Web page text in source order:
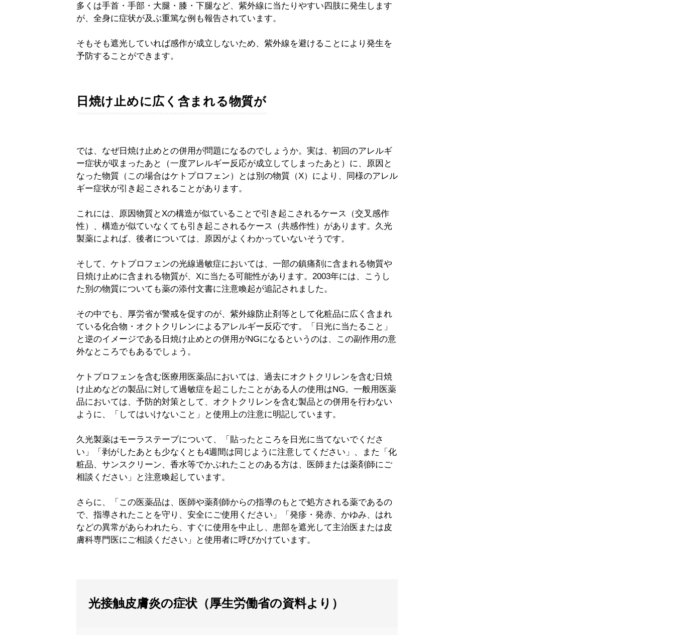
多くは手首・手部・大腿・膝・下腿など、紫外線に当たりやすい四肢に発生します
が、全身に症状が及ぶ重篤な例も報告されています。
そもそも遮光していれば感作が成立しないため、紫外線を避けることにより発生を
予防することができます。
日焼け止めに広く含まれる物質が
では、なぜ日焼け止めとの併用が問題になるのでしょうか。実は、初回のアレルギ
ー症状が収まったあと（一度アレルギー反応が成立してしまったあと）に、原因と
なった物質（この場合はケトプロフェン）とは別の物質（X）により、同様のアレル
ギー症状が引き起こされることがあります。
これには、原因物質とXの構造が似ていることで引き起こされるケース（交叉感作
性）、構造が似ていなくても引き起こされるケース（共感作性）があります。久光
製薬によれば、後者については、原因がよくわかっていないそうです。
そして、ケトプロフェンの光線過敏症においては、一部の鎮痛剤に含まれる物質や
日焼け止めに含まれる物質が、Xに当たる可能性があります。2003年には、こうし
た別の物質についても薬の添付文書に注意喚起が追記されました。
その中でも、厚労省が警戒を促すのが、紫外線防止剤等として化粧品に広く含まれ
ている化合物・オクトクリレンによるアレルギー反応です。「日光に当たること」
と逆のイメージである日焼け止めとの併用がNGになるというのは、この副作用の意
外なところでもあるでしょう。
ケトプロフェンを含む医療用医薬品においては、過去にオクトクリレンを含む日焼
け止めなどの製品に対して過敏症を起こしたことがある人の使用はNG。一般用医薬
品においては、予防的対策として、オクトクリレンを含む製品との併用を行わない
ように、「してはいけないこと」と使用上の注意に明記しています。
久光製薬はモーラステープについて、「貼ったところを日光に当てないでくださ
い」「剥がしたあとも少なくとも4週間は同じように注意してください」、また「化
粧品、サンスクリーン、香水等でかぶれたことのある方は、医師または薬剤師にご
相談ください」と注意喚起しています。
さらに、「この医薬品は、医師や薬剤師からの指導のもとで処方される薬であるの
で、指導されたことを守り、安全にご使用ください」「発疹・発赤、かゆみ、はれ
などの異常があらわれたら、すぐに使用を中止し、患部を遮光して主治医または皮
膚科専門医にご相談ください」と使用者に呼びかけています。
光接触皮膚炎の症状（厚生労働省の資料より）